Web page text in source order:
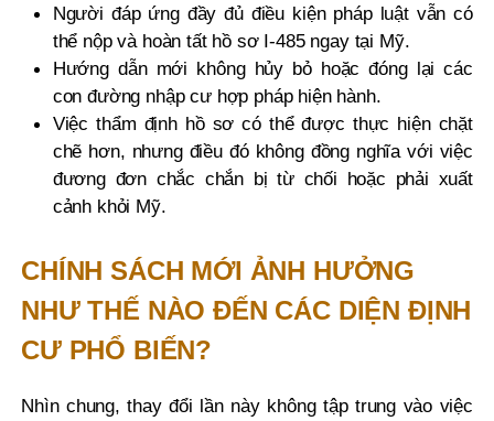
Người đáp ứng đầy đủ điều kiện pháp luật vẫn có
thể nộp và hoàn tất hồ sơ I-485 ngay tại Mỹ.
Hướng dẫn mới không hủy bỏ hoặc đóng lại các
con đường nhập cư hợp pháp hiện hành.
Việc thẩm định hồ sơ có thể được thực hiện chặt
chẽ hơn, nhưng điều đó không đồng nghĩa với việc
đương đơn chắc chắn bị từ chối hoặc phải xuất
cảnh khỏi Mỹ.
CHÍNH SÁCH MỚI ẢNH HƯỞNG
NHƯ THẾ NÀO ĐẾN CÁC DIỆN ĐỊNH
CƯ PHỔ BIẾN?
Nhìn chung, thay đổi lần này không tập trung vào việc